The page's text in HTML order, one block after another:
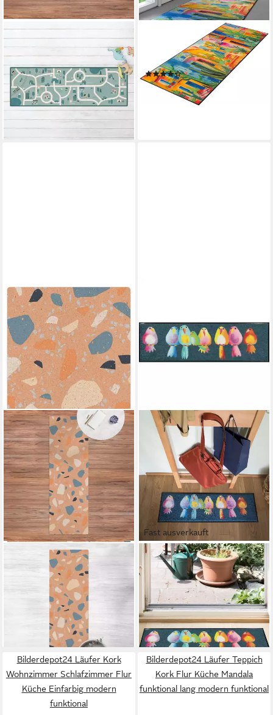
Läufer Kork Teppich
Jungen lang modern
funktional
ab 54,99 €
WASH+DRY BY KLEEN-TEX
Läufer Casas de Colores,
rechteckig, Höhe: 7 mm
(1)
180,45 €
lieferbar in 3 Wochen
BILDERDEPOT24
Läufer Teppich Kork Flur
Küche Muster Terrazzo lang
modern funktional
ab 54,99 €
(203,67 €/ 1 qm)
lieferbar - in 6-8 Werktagen bei dir
Fast ausverkauft
SALONLOEWE
Läufer Läufer klein 30x100
Rainbow Birds blau, Läufer
klein, Höhe: 300 mm
ab 38,95 €
lieferbar - in 2-3 Werktagen bei dir
Bilderdepot24 Läufer Kork
Wohnzimmer Schlafzimmer Flur
Küche Einfarbig modern
funktional
Bilderdepot24 Läufer Teppich
Kork Flur Küche Mandala
funktional lang modern funktional